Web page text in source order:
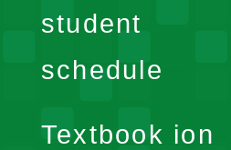
student
schedule
Textbook ion